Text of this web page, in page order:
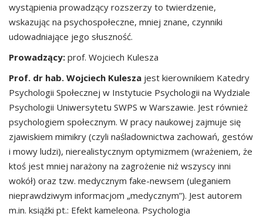
wystąpienia prowadzący rozszerzy to twierdzenie,
wskazując na psychospołeczne, mniej znane, czynniki
udowadniające jego słuszność.
Prowadzący: prof. Wojciech Kulesza
Prof. dr hab. Wojciech Kulesza jest kierownikiem Katedry
Psychologii Społecznej w Instytucie Psychologii na Wydziale
Psychologii Uniwersytetu SWPS w Warszawie. Jest również
psychologiem społecznym. W pracy naukowej zajmuje się
zjawiskiem mimikry (czyli naśladownictwa zachowań, gestów
i mowy ludzi), nierealistycznym optymizmem (wrażeniem, że
ktoś jest mniej narażony na zagrożenie niż wszyscy inni
wokół) oraz tzw. medycznym fake-newsem (uleganiem
nieprawdziwym informacjom „medycznym”). Jest autorem
m.in. książki pt.: Efekt kameleona. Psychologia